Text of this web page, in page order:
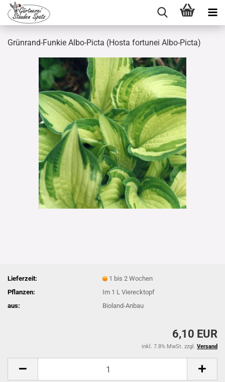
Grünrand-Funkie Albo-Picta (Hosta fortunei Albo-Picta)
Lieferzeit:
1 bis 2 Wochen
Pflanzen:
Im 1 L Vierecktopf
aus:
Bioland-Anbau
6,10 EUR
inkl. 7.8% MwSt. zzgl. Versand